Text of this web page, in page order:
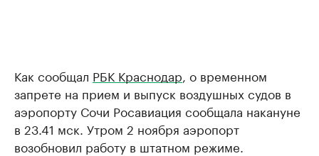
Как сообщал РБК Краснодар , о временном
запрете на прием и выпуск воздушных судов в
аэропорту Сочи Росавиация сообщала накануне
в 23.41 мск. Утром 2 ноября аэропорт
возобновил работу в штатном режиме.